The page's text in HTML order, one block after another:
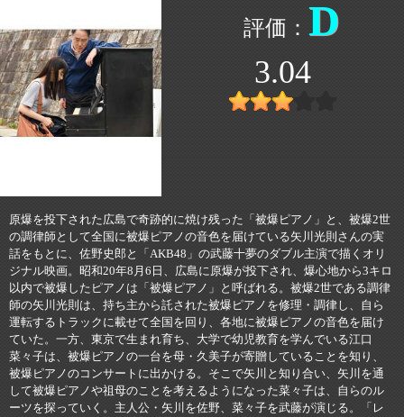
D
3.04
原爆を投下された広島で奇跡的に焼け残った「被爆ピアノ」と、被爆2世
の調律師として全国に被爆ピアノの音色を届けている矢川光則さんの実
話をもとに、佐野史郎と「AKB48」の武藤十夢のダブル主演で描くオリ
ジナル映画。昭和20年8月6日、広島に原爆が投下され、爆心地から3キロ
以内で被爆したピアノは「被爆ピアノ」と呼ばれる。被爆2世である調律
師の矢川光則は、持ち主から託された被爆ピアノを修理・調律し、自ら
運転するトラックに載せて全国を回り、各地に被爆ピアノの音色を届け
ていた。一方、東京で生まれ育ち、大学で幼児教育を学んでいる江口
菜々子は、被爆ピアノの一台を母・久美子が寄贈していることを知り、
被爆ピアノのコンサートに出かける。そこで矢川と知り合い、矢川を通
して被爆ピアノや祖母のことを考えるようになった菜々子は、自らのル
ーツを探っていく。主人公・矢川を佐野、菜々子を武藤が演じる。「レ